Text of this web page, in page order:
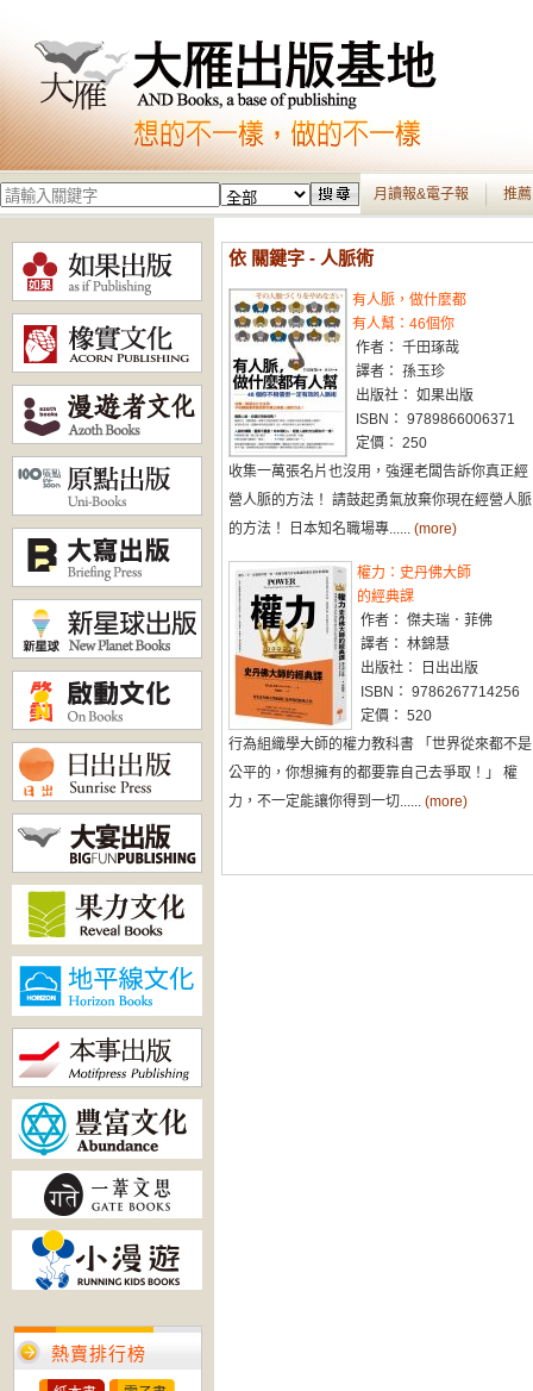
月讀報&電子報 推
熱賣排行榜
依 關鍵字 - 人脈術
有人脈，做什麼都
有人幫：46個你
作者： 千田琢哉
譯者： 孫玉珍
出版社： 如果出版
ISBN： 9789866006371
定價： 250
收集一萬張名片也沒用，強運老闆告訴你真正經
營人脈的方法！ 請鼓起勇氣放棄你現在經營人脈
的方法！ 日本知名職場專...... (more)
權力：史丹佛大師
的經典課
作者： 傑夫瑞．菲佛
譯者： 林錦慧
出版社： 日出出版
ISBN： 9786267714256
定價： 520
行為組織學大師的權力教科書 「世界從來都不是
公平的，你想擁有的都要靠自己去爭取！」 權
力，不一定能讓你得到一切...... (more)